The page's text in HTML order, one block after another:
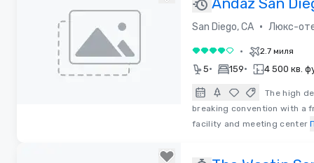
San Diego, CA • Люкс-
4 из 5 • 2.7 миля
5• 159• 4 500 кв.
The high
breaking convention with a
facility and meeting center